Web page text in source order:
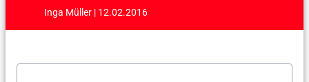
Inga Müller | 12.02.2016